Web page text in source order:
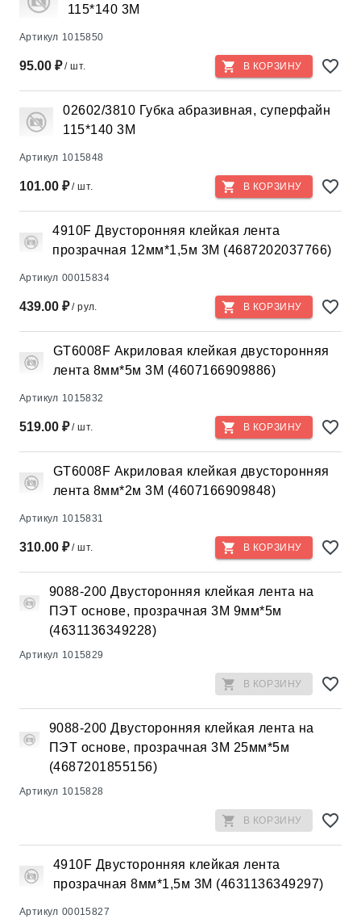
115*140 3М
Артикул 1015850
95.00 ₽/ шт. В КОРЗИНУ
02602/3810 Губка абразивная, суперфайн
115*140 3М
Артикул 1015848
101.00 ₽/ шт. В КОРЗИНУ
4910F Двусторонняя клейкая лента
прозрачная 12мм*1,5м 3М (4687202037766)
Артикул 00015834
439.00 ₽/ рул. В КОРЗИНУ
GT6008F Акриловая клейкая двусторонняя
лента 8мм*5м 3М (4607166909886)
Артикул 1015832
519.00 ₽/ шт. В КОРЗИНУ
GT6008F Акриловая клейкая двусторонняя
лента 8мм*2м 3М (4607166909848)
Артикул 1015831
310.00 ₽/ шт. В КОРЗИНУ
9088-200 Двусторонняя клейкая лента на
ПЭТ основе, прозрачная 3М 9мм*5м
(4631136349228)
Артикул 1015829
В КОРЗИНУ
9088-200 Двусторонняя клейкая лента на
ПЭТ основе, прозрачная 3М 25мм*5м
(4687201855156)
Артикул 1015828
В КОРЗИНУ
4910F Двусторонняя клейкая лента
прозрачная 8мм*1,5м 3М (4631136349297)
Артикул 00015827